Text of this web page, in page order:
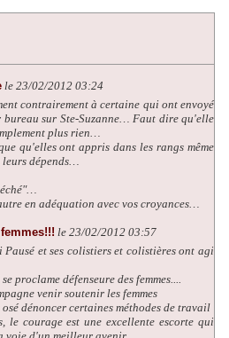
le 23/02/2012 03:24
contrairement à certaine qui ont envoyé
sur Ste-Suzanne… Faut dire qu'elle
plus rien…
qu'elles ont appris dans les rangs même
dépends…
en adéquation avec vos croyances…
le 23/02/2012 03:57
et ses colistiers et colistières ont agi
proclame défenseure des femmes....
venir soutenir les femmes
osé dénoncer certaines méthodes de travail
le courage est une excellente escorte qui